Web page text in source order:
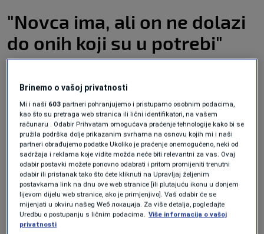
"Novca ima, ali on ne dolazi
do onih koji su u potrebi"
Međutim, u odnosu na snagu ekonomije,
prema proračunima ekonomiste i profesora,
BiH izdvaja čak i nešto više novca u odnosu na
zemlje regije.
"A tu smo negdje na evropskom prosjeku.
Otprilike devet posto onog što je
novostvorena vrijednost u ekonomiji BiH u
jednoj godini dana se usmjerava u sektor
Brinemo o vašoj privatnosti
Mi i naši 603 partneri pohranjujemo i pristupamo osobnim podacima,
kao što su pretraga web stranica ili lični identifikatori, na vašem
računaru . Odabir Prihvatam omogućava praćenje tehnologije kako bi se
pružila podrška dolje prikazanim svrhama na osnovu kojih mi i naši
partneri obrađujemo podatke Ukoliko je praćenje onemogućeno, neki od
sadržaja i reklama koje vidite možda neće biti relevantni za vas. Ovaj
odabir postavki možete ponovno odabrati i pritom promijeniti trenutni
odabir ili pristanak tako što ćete kliknuti na Upravljaj željenim
postavkama link na dnu ove web stranice [ili plutajuću ikonu u donjem
lijevom dijelu web stranice, ako je primjenjivo]. Vaš odabir će se
mijenjati u okviru našeg Wеб локација. Za više detalja, pogledajte
Uredbu o postupanju s ličnim podacima. Više informacija o vašoj
privatnosti